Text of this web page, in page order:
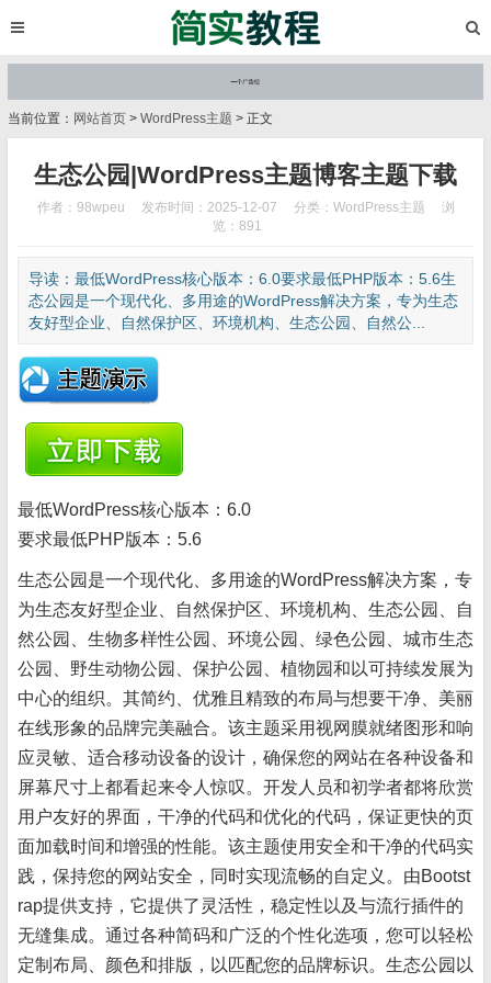
当前位置： 网站首页 > WordPress主题 > 正文
生态公园|WordPress主题博客主题下载
作者：98wpeu 发布时间：2025-12-07 分类： WordPress主题
浏
览：891
导读：最低WordPress核心版本：6.0要求最低PHP版本：5.6生
态公园是一个现代化、多用途的WordPress解决方案，专为生态
友好型企业、自然保护区、环境机构、生态公园、自然公...
最低WordPress核心版本： 6.0
要求最低PHP版本： 5.6
生态公园是一个现代化、多用途的WordPress解决方案，专
为生态友好型企业、自然保护区、环境机构、生态公园、自
然公园、生物多样性公园、环境公园、绿色公园、城市生态
公园、野生动物公园、保护公园、植物园和以可持续发展为
中心的组织。其简约、优雅且精致的布局与想要干净、美丽
在线形象的品牌完美融合。该主题采用视网膜就绪图形和响
应灵敏、适合移动设备的设计，确保您的网站在各种设备和
屏幕尺寸上都看起来令人惊叹。开发人员和初学者都将欣赏
用户友好的界面，干净的代码和优化的代码，保证更快的页
面加载时间和增强的性能。该主题使用安全和干净的代码实
践，保持您的网站安全，同时实现流畅的自定义。由Bootst
rap提供支持，它提供了灵活性，稳定性以及与流行插件的
无缝集成。通过各种简码和广泛的个性化选项，您可以轻松
定制布局、颜色和排版，以匹配您的品牌标识。生态公园以